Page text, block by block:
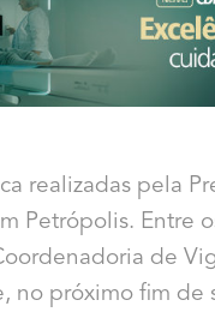
realizadas pela
Petrópolis. Entre
de
próximo fim de